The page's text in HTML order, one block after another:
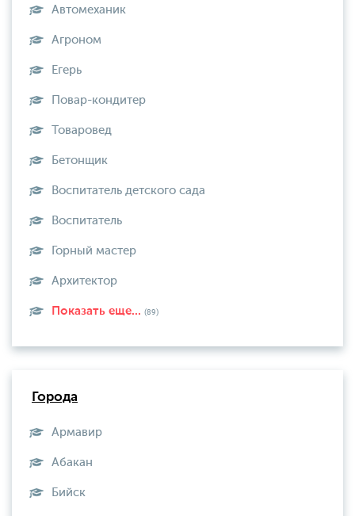
Автомеханик
Агроном
Егерь
Повар-кондитер
Товаровед
Бетонщик
Воспитатель детского сада
Воспитатель
Горный мастер
Архитектор
Показать еще... (89)
Города
Армавир
Абакан
Бийск